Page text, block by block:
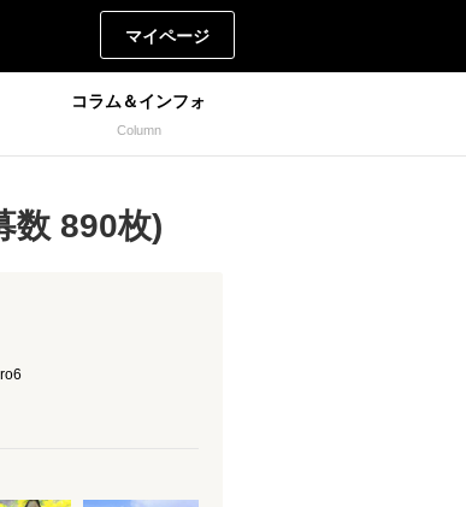
マイページ
コラム＆インフォ
Column
数 890枚)